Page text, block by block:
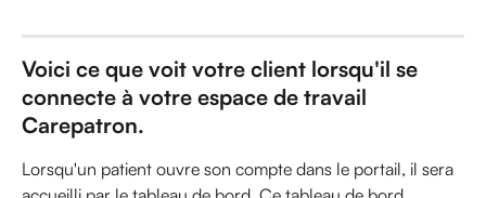
Voici ce que voit votre client lorsqu'il se
connecte à votre espace de travail
Carepatron.
Lorsqu'un patient ouvre son compte dans le portail, il sera